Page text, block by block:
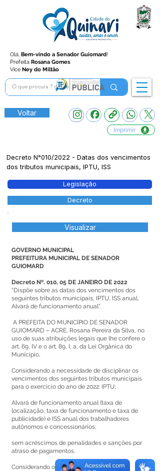
Olá, Bem-vindo a Senador Guiomard!
Prefeita Rosana Gomes
Vice Ney do Miltão
Voltar
Imprimir
Decreto N°010/2022 - Datas dos vencimentos
dos tributos municipais, IPTU, ISS
Legislação
Decreto
Visualizar
GOVERNO MUNICIPAL
PREFEITURA MUNICIPAL DE SENADOR
GUIOMARD
Decreto Nº. 010, 05 DE JANEIRO DE 2022
“Dispõe sobre as datas dos vencimentos dos
seguintes tributos municipais, IPTU, ISS anual,
Alvará de funcionamento anual”.
A PREFEITA DO MUNICÍPIO DE SENADOR
GUIOMARD – ACRE, Rosana Pereira da Silva, no
uso de suas atribuições legais que lhe confere o
art. 69, IV e o art. 89, I, a, da Lei Orgânica do
Município,
Considerando a necessidade de disciplinar os
vencimentos dos seguintes tributos municipais
para o exercício do ano de 2022: IPTU;
Alvará de funcionamento anual (taxa de
localização, taxa de funcionamento e taxa de
publicidade) e ISS anual dos trabalhadores
autônomos e concessionários;
sem acréscimos de penalidades e sanções por
atraso de pagamentos.
Considerando o impacto nefasto que a